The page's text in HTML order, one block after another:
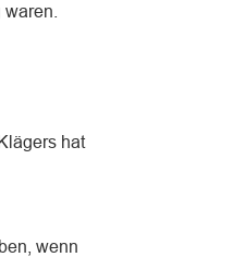
hat
wenn